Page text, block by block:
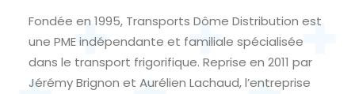
Fondée en 1995, Transports Dôme Distribution est
une PME indépendante et familiale spécialisée
dans le transport frigorifique. Reprise en 2011 par
Jérémy Brignon et Aurélien Lachaud, l’entreprise